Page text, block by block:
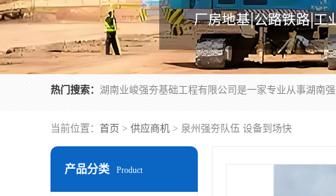
热门搜索：
当前位置： 首页 > 供应商机 > 泉州强夯队伍 设备到场快
产品分类 Product